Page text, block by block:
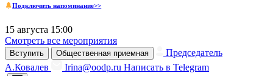
Подключить напоминание>>
15 августа 15:00
Смотреть все мероприятия
Вступить Общественная приемная
Председатель
А.Ковалев
Irina@oodp.ru Написать в Telegram